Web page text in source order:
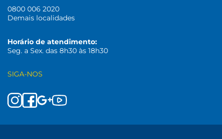
0800 006 2020
Demais localidades
Horário de atendimento:
Seg. a Sex. das 8h30 às 18h30
SIGA-NOS